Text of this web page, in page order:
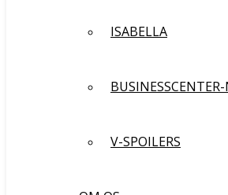
ISABELLA
V-SPOILERS